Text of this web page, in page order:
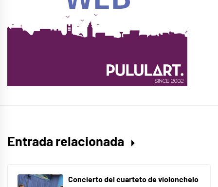
Entrada relacionada
Concierto del cuarteto de violonchelo